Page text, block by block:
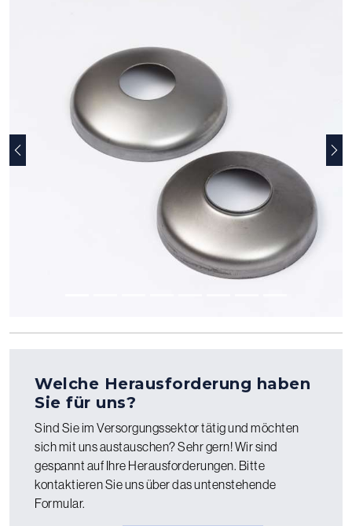
Vorherige
Welche Herausforderung haben
Sie für uns?
Sind Sie im Versorgungssektor tätig und möchten
sich mit uns austauschen? Sehr gern! Wir sind
gespannt auf Ihre Herausforderungen. Bitte
kontaktieren Sie uns über das untenstehende
Formular.